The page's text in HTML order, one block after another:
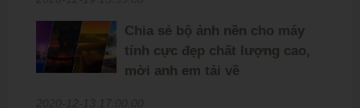
Chia sẻ bộ ảnh nền cho máy
tính cực đẹp chất lượng cao,
mời anh em tải về